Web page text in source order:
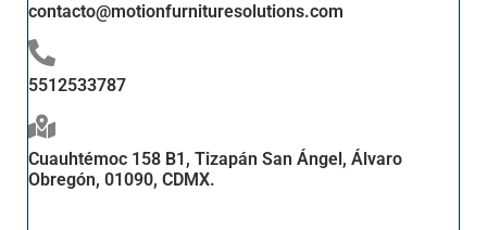
contacto@motionfurnituresolutions.com
5512533787
Cuauhtémoc 158 B1, Tizapán San Ángel, Álvaro
Obregón, 01090, CDMX.